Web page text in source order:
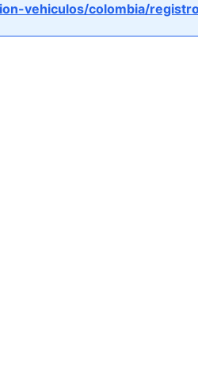
vehiculos/colombia/